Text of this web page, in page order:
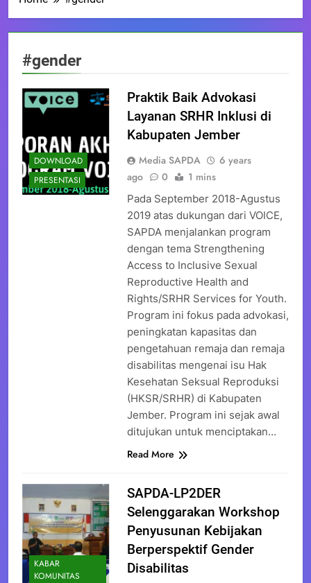
#gender
DOWNLOAD
PRESENTASI
Praktik Baik Advokasi
Layanan SRHR Inklusi di
Kabupaten Jember
Media SAPDA
6 years
ago
0 1 mins
Pada September 2018-Agustus
2019 atas dukungan dari VOICE,
SAPDA menjalankan program
dengan tema Strengthening
Access to Inclusive Sexual
Reproductive Health and
Rights/SRHR Services for Youth.
Program ini fokus pada advokasi,
peningkatan kapasitas dan
pengetahuan remaja dan remaja
disabilitas mengenai isu Hak
Kesehatan Seksual Reproduksi
(HKSR/SRHR) di Kabupaten
Jember. Program ini sejak awal
ditujukan untuk menciptakan…
Read More
KABAR
KOMUNITAS
SAPDA-LP2DER
Selenggarakan Workshop
Penyusunan Kebijakan
Berperspektif Gender
Disabilitas